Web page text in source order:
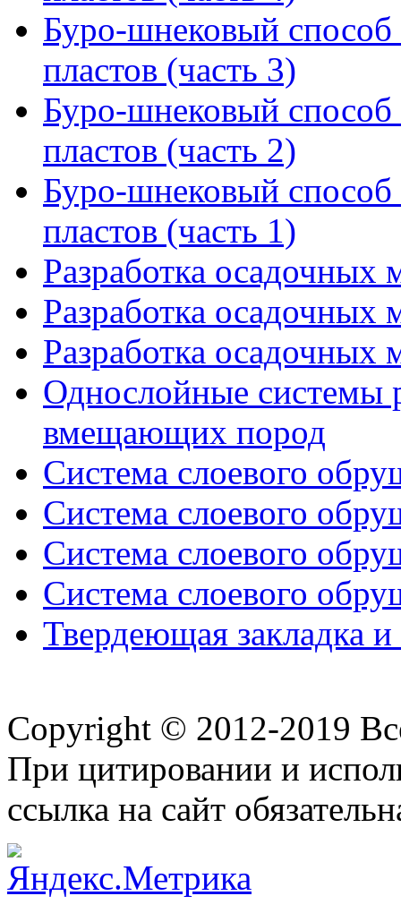
Буро-шнековый
пластов (часть 3)
Буро-шнековый
пластов (часть 2)
Буро-шнековый
пластов (часть 1)
Разработка осадочных
Разработка осадочных
Разработка осадочных
Однослойные системы
вмещающих пород
Система слоевого
Система слоевого
Система слоевого
Система слоевого
Твердеющая закладка и
Copyright © 2012-2019
При цитировании и
ссылка на сайт